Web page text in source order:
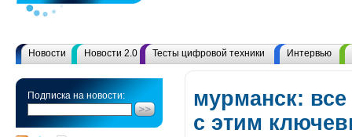
Новости Новости 2.0 Тесты цифровой техники Интервью
Подписка на новости:
мурманск:
с этим